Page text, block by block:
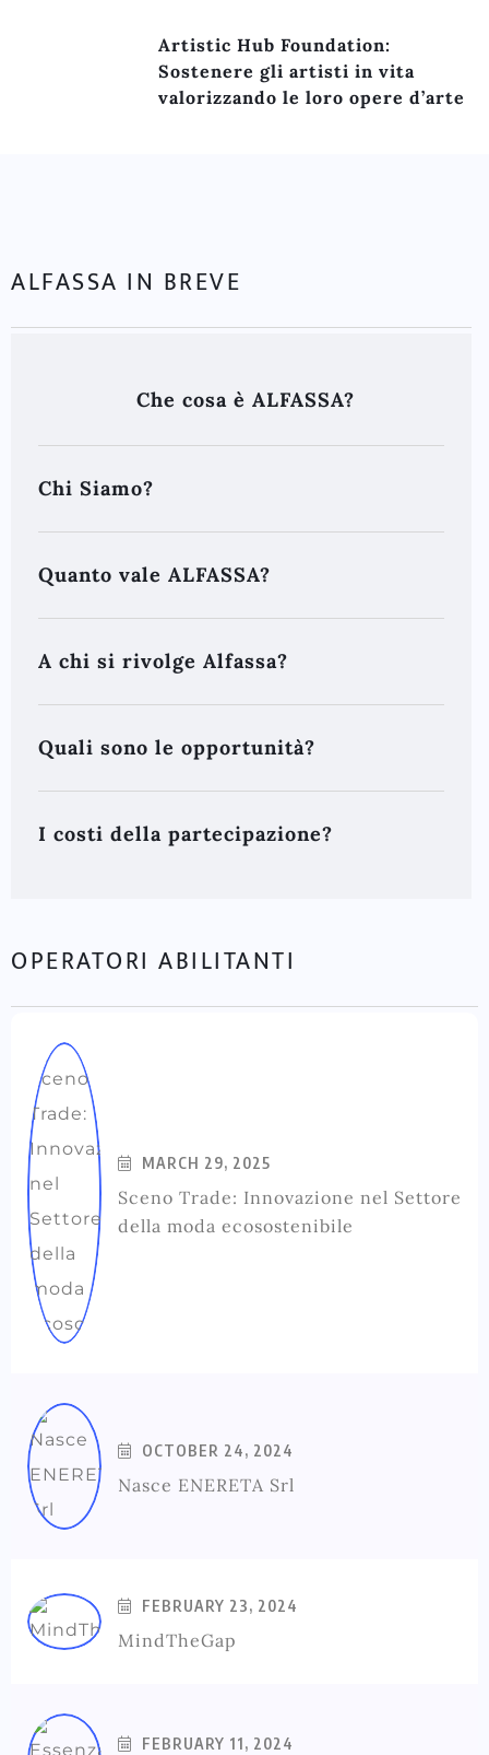
Artistic Hub Foundation:
Sostenere gli artisti in vita
valorizzando le loro opere d’arte
ALFASSA IN BREVE
Che cosa è ALFASSA?
Chi Siamo?
Quanto vale ALFASSA?
A chi si rivolge Alfassa?
Quali sono le opportunità?
I costi della partecipazione?
OPERATORI ABILITANTI
MARCH 29, 2025
Sceno Trade: Innovazione nel Settore
della moda ecosostenibile
OCTOBER 24, 2024
Nasce ENERETA Srl
FEBRUARY 23, 2024
MindTheGap
FEBRUARY 11, 2024